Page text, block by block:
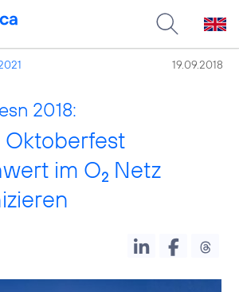
19.09.2018
2018:
im O2 Netz